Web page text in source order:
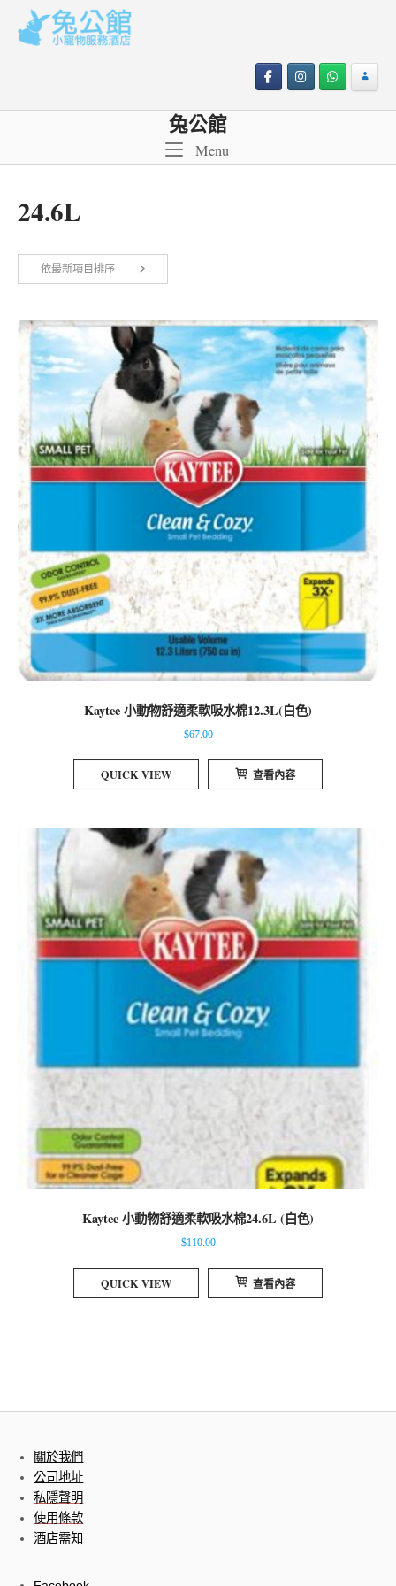
content
兔公館
MenuMenu
24.6L
依最新項目排序
項
目
排
序
Kaytee 小動物舒適柔軟吸水棉12.3L(白色)
$67.00
QUICK VIEW 查看內容
Kaytee 小動物舒適柔軟吸水棉24.6L (白色)
$110.00
QUICK VIEW 查看內容
關於我們
公司地址
私隱聲明
使用條款
酒店需知